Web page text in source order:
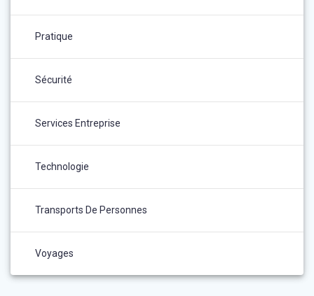
Pratique
Sécurité
Services Entreprise
Technologie
Transports De Personnes
Voyages